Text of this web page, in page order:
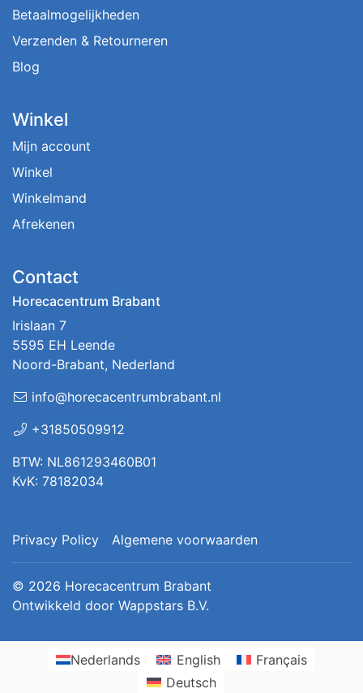
Betaalmogelijkheden
Verzenden & Retourneren
Blog
Winkel
Mijn account
Winkel
Winkelmand
Afrekenen
Contact
Horecacentrum Brabant
Irislaan 7
5595 EH Leende
Noord-Brabant, Nederland
info@horecacentrumbrabant.nl
+31850509912
BTW: NL861293460B01
KvK: 78182034
Privacy Policy Algemene voorwaarden
© 2026 Horecacentrum Brabant
Ontwikkeld door Wappstars B.V.
Nederlands English
Français
Deutsch